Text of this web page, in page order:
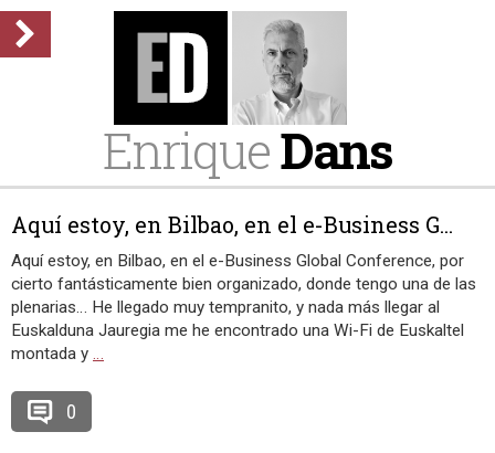
EnriqueDans
Aquí estoy, en Bilbao, en el e-Business G...
Aquí estoy, en Bilbao, en el e-Business Global Conference, por
cierto fantásticamente bien organizado, donde tengo una de las
plenarias… He llegado muy tempranito, y nada más llegar al
Euskalduna Jauregia me he encontrado una Wi-Fi de Euskaltel
montada y …
0